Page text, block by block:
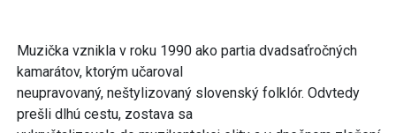
Muzička vznikla v roku 1990 ako partia dvadsaťročných
kamarátov, ktorým učaroval
neupravovaný, neštylizovaný slovenský folklór. Odvtedy
prešli dlhú cestu, zostava sa